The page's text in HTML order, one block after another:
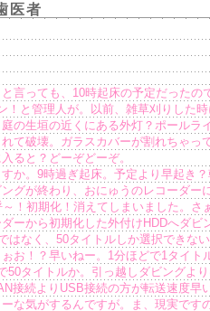
医者
言っても、10時起床の予定だったの
！と管理人が。以前、雑草刈りした
の生垣の近くにある外灯？ポールラ
て破壊。ガラスカバーが割れちゃっ
ると？どーぞどーぞ。
か。9時過ぎ起床。予定より早起き？
グが終わり、おにゅうのレコーダー
～！初期化！消えてしまいました。さ
ーから初期化した外付けHDDへダビ
はなく、50タイトルしか選択できない
お！？早いねー。1分ほどで1タイト
50タイトルか。引っ越しダビングより
接続よりUSB接続の方が転送速度早
な気がするんですが。ま、現実ですの